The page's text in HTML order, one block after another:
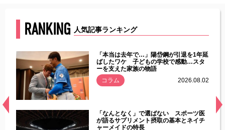
RANKING 人気記事ランキング
常
「本当は去年で…」陽岱鋼が引退を1年延
ばしたワケ 子どもの学校で感動…スタ
ーを支えた家族の物語
コラム
2026.08.02
「なんとなく」で選ばない スポーツ医
が語るサプリメント摂取の基本とネイチ
ャーメイドの特長